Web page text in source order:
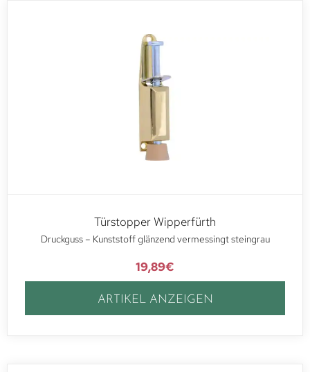
Türstopper Wipperfürth
Druckguss – Kunststoff glänzend vermessingt steingrau
19,89€
ARTIKEL ANZEIGEN